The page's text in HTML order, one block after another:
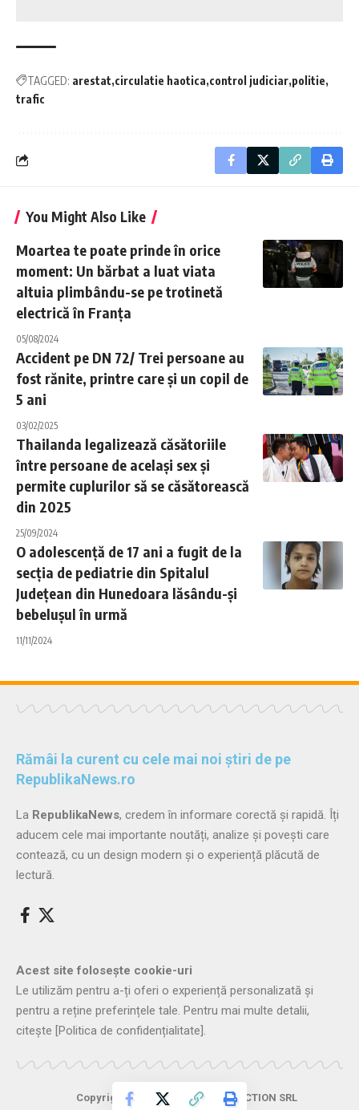
TAGGED: arestat circulatie haotica control judiciar politie
trafic
You Might Also Like
Moartea te poate prinde în orice
moment: Un bărbat a luat viata
altuia plimbându-se pe trotinetă
electrică în Franța
05/08/2024
Accident pe DN 72/ Trei persoane au
fost rănite, printre care și un copil de
5 ani
03/02/2025
Thailanda legalizează căsătoriile
între persoane de același sex și
permite cuplurilor să se căsătorească
din 2025
25/09/2024
O adolescență de 17 ani a fugit de la
secția de pediatrie din Spitalul
Județean din Hunedoara lăsându-și
bebelușul în urmă
11/11/2024
Rămâi la curent cu cele mai noi știri de pe
RepublikaNews.ro
La RepublikaNews, credem în informare corectă și rapidă. Îți
aducem cele mai importante noutăți, analize și povești care
contează, cu un design modern și o experiență plăcută de
lectură.
Acest site folosește cookie-uri
Le utilizăm pentru a-ți oferi o experiență personalizată și
pentru a reține preferințele tale. Pentru mai multe detalii,
citește [Politica de confidențialitate]
Copyright © 2026PROTON PRODUCTION SRL